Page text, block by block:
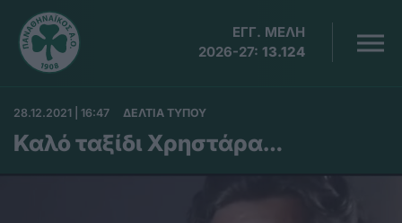
ΕΓΓ. ΜΕΛΗ
2026-27: 13.124
28.12.2021 | 16:47 ΔΕΛΤΙΑ ΤΥΠΟΥ
Καλό ταξίδι Χρηστάρα…